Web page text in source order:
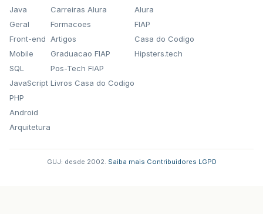
Java
Geral
Front-end
Mobile
SQL
JavaScript
PHP
Android
Arquitetura
Carreiras Alura
Formacoes
Artigos
Graduacao FIAP
Pos-Tech FIAP
Livros Casa do Codigo
Alura
FIAP
Casa do Codigo
Hipsters.tech
GUJ: desde 2002. Saiba mais Contribuidores LGPD